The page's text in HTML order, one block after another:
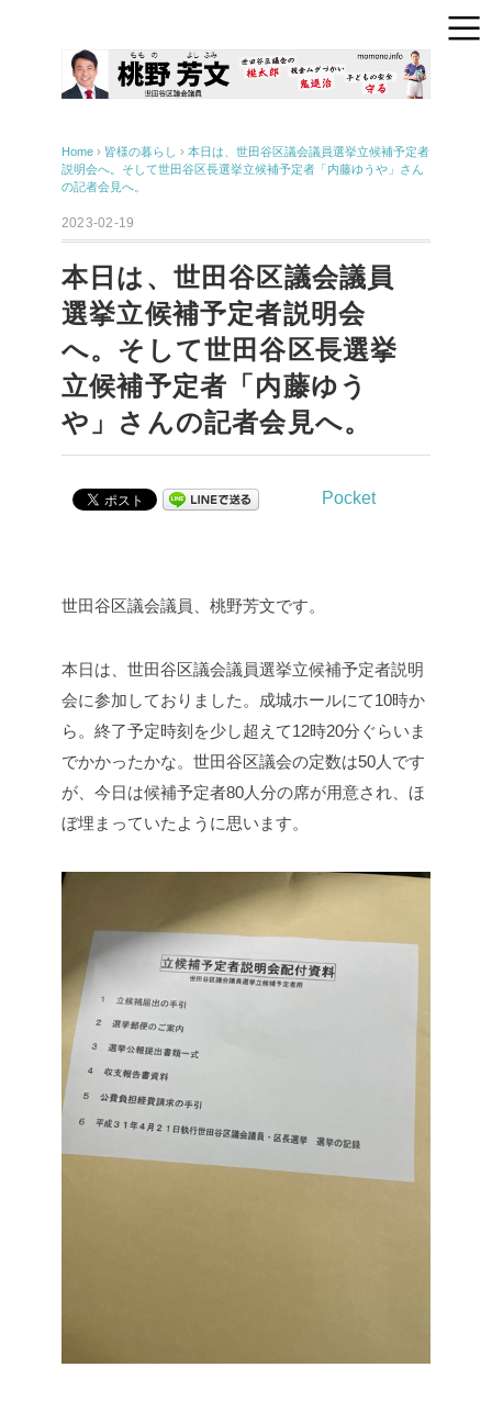
Home › 皆様の暮らし › 本日は、世田谷区議会議員選挙立候補予定者
説明会へ。そして世田谷区長選挙立候補予定者「内藤ゆうや」さん
の記者会見へ。
2023-02-19
本日は、世田谷区議会議員
選挙立候補予定者説明会
へ。そして世田谷区長選挙
立候補予定者「内藤ゆう
や」さんの記者会見へ。
Pocket
世田谷区議会議員、桃野芳文です。
本日は、世田谷区議会議員選挙立候補予定者説明
会に参加しておりました。成城ホールにて10時か
ら。終了予定時刻を少し超えて12時20分ぐらいま
でかかったかな。世田谷区議会の定数は50人です
が、今日は候補予定者80人分の席が用意され、ほ
ぼ埋まっていたように思います。